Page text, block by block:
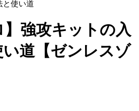
と使い道
】強攻キットの入
道【ゼンレスゾ